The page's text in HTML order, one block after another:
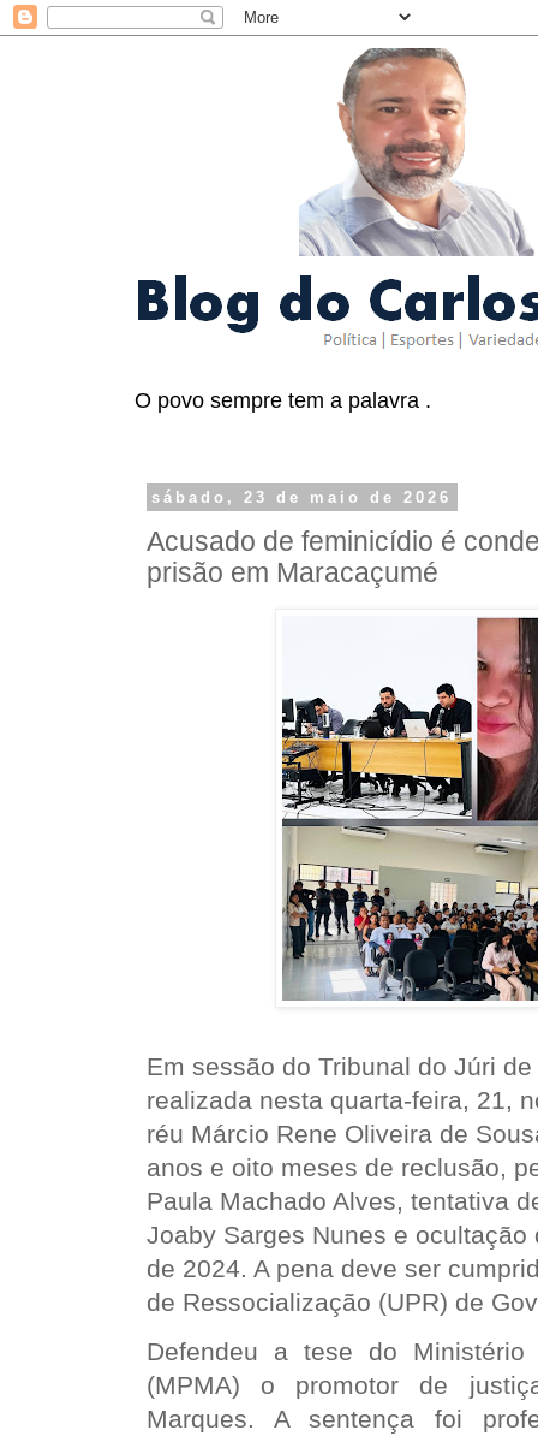
O povo sempre tem a palavra .
sábado, 23 de maio de 2026
Acusado de feminicídio é
prisão em Maracaçumé
Em sessão do Tribunal do Júri
realizada nesta quarta-feira, 21,
réu Márcio Rene Oliveira de
anos e oito meses de reclusão,
Paula Machado Alves, tentativa
Joaby Sarges Nunes e ocultação
de 2024. A pena deve ser
de Ressocialização (UPR) de
Defendeu a tese do Ministério
(MPMA) o promotor de
Marques. A sentença foi